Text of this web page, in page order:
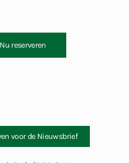
Nu reserveren
voor de Nieuwsbrief